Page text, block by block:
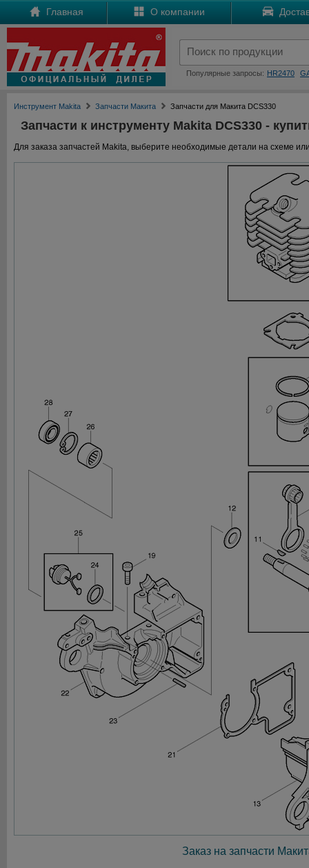
Главная О компании
Популярные запросы: HR2470
Инструмент Makita Запчасти Макита Запчасти для Макита DCS330
Запчасти к инструменту Makita DCS330 -
Для заказа запчастей Makita, выберите необходимые детали на схеме
Заказ на запчасти